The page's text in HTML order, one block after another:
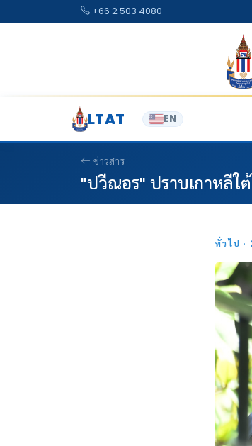
+66 2 503 4080
LTAT EN
ข่าวสาร
"ปวีณอร" ปราบเกาหลีใ
ทั่วไป